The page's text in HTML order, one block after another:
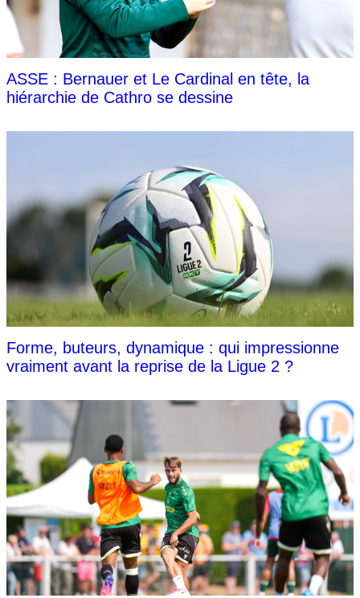
ASSE : Bernauer et Le Cardinal en tête, la
hiérarchie de Cathro se dessine
Forme, buteurs, dynamique : qui impressionne
vraiment avant la reprise de la Ligue 2 ?